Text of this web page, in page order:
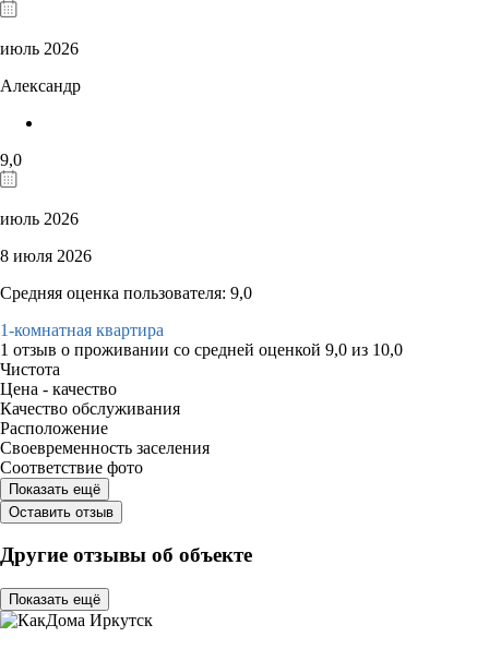
июль 2026
Александр
9,0
июль 2026
8 июля 2026
Средняя оценка пользователя: 9,0
1-комнатная квартира
1 отзыв о проживании со средней оценкой 9,0 из 10,0
Чистота
Цена - качество
Качество обслуживания
Расположение
Своевременность заселения
Соответствие фото
Показать ещё
Оставить отзыв
Другие отзывы об объекте
Показать ещё